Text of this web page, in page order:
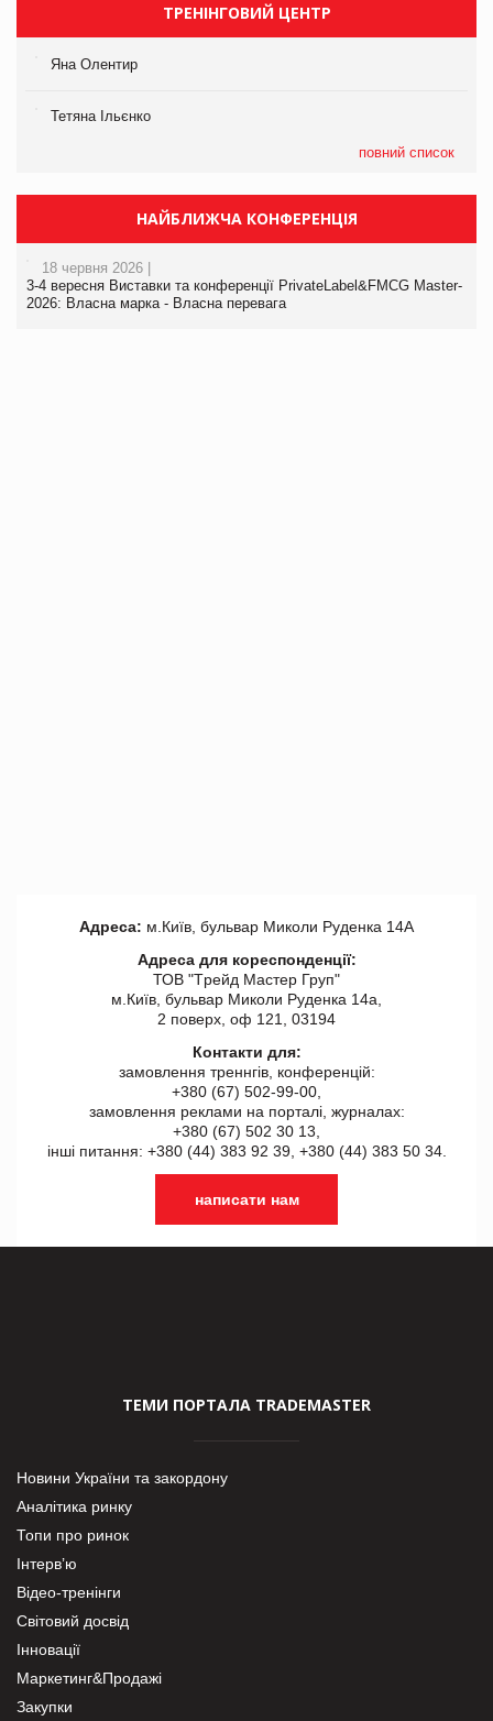
ТРЕНІНГОВИЙ ЦЕНТР
Яна Олентир
Тетяна Ільєнко
повний список
НАЙБЛИЖЧА КОНФЕРЕНЦІЯ
18 червня 2026 |
3-4 вересня Виставки та конференції PrivateLabel&FMCG Master-
2026: Власна марка - Власна перевага
Адреса: м.Київ, бульвар Миколи Руденка 14А
Адреса для кореспонденції:
ТОВ "Tрейд Мастер Груп"
м.Київ, бульвар Миколи Руденка 14а,
2 поверх, оф 121, 03194
Контакти для:
замовлення треннгів, конференцій:
+380 (67) 502-99-00,
замовлення реклами на порталі, журналах:
+380 (67) 502 30 13,
інші питання: +380 (44) 383 92 39, +380 (44) 383 50 34.
написати нам
ТЕМИ ПОРТАЛА TRADEMASTER
Новини України та закордону
Аналітика ринку
Топи про ринок
Інтерв’ю
Відео-тренінги
Світовий досвід
Інновації
Маркетинг&Продажі
Закупки